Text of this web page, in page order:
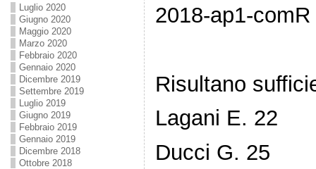
Luglio 2020
Giugno 2020
Maggio 2020
Marzo 2020
Febbraio 2020
Gennaio 2020
Dicembre 2019
Settembre 2019
Luglio 2019
Giugno 2019
Febbraio 2019
Gennaio 2019
Dicembre 2018
Ottobre 2018
2018-ap1-comR
Risultano
Lagani E. 22
Ducci G. 25